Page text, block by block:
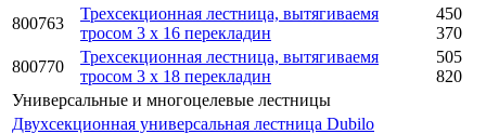
800763
Трехсекционная лестница, вытягиваемя
тросом 3 x 16 перекладин
450
370
800770
Трехсекционная лестница, вытягиваемя
тросом 3 x 18 перекладин
505
820
Универсальные и многоцелевые лестницы
Двухсекционная универсальная лестница Dubilo